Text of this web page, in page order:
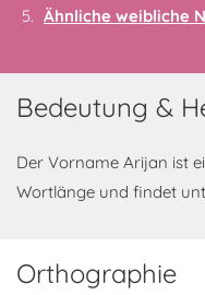
Ähnliche weibliche
Bedeutung &
Der Vorname Arijan ist
Wortlänge und findet
Orthographie